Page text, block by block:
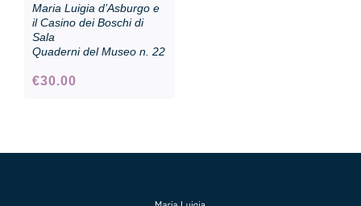
Maria Luigia d’Asburgo e
il Casino dei Boschi di
Sala
Quaderni del Museo n. 22
€30.00